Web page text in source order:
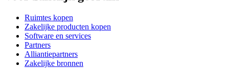
Ruimtes kopen
Zakelijke producten kopen
Software en services
Partners
Alliantiepartners
Zakelijke bronnen